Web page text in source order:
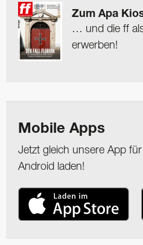
Zum Apa
… und die ff
erwerben!
Mobile Apps
Jetzt gleich unsere App
Android laden!